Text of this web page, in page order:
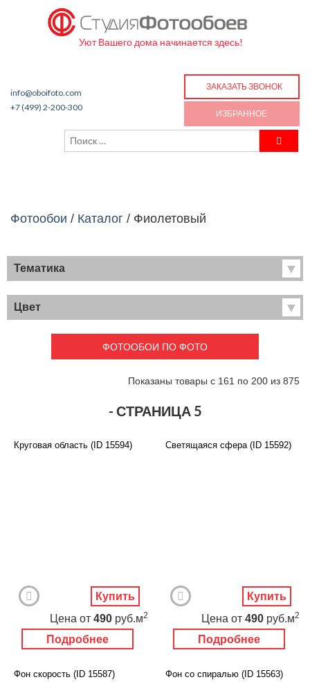
Уют Вашего дома начинается здесь!
info@oboifoto.com
+7 (499) 2-200-300
ЗАКАЗАТЬ ЗВОНОК
ИЗБРАННОЕ
Фотообои / Каталог / Фиолетовый
Тематика
Хиты продаж
Фрески
Детские
Карты
Перспектива
Города
Живопись
Животный мир
Еда и напитки
Архитектура
Цвет
ФОТООБОИ ПО ФОТО
Показаны товары с 161 по 200 из 875
- СТРАНИЦА 5
Круговая область (ID 15594)
Подробнее
Цена от 490 руб.м2
Купить
Светящаяся сфера (ID 15592)
Подробнее
Цена от 490 руб.м2
Купить
Фон скорость (ID 15587) Фон со спиралью (ID 15563)